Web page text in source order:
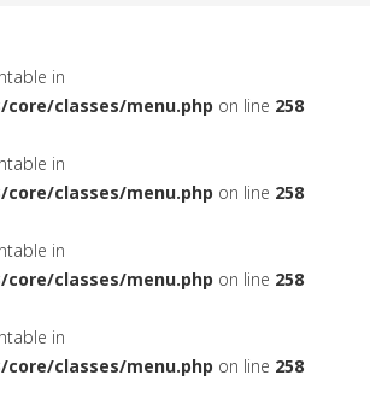
in
classes/menu.php on line 258
in
classes/menu.php on line 258
in
classes/menu.php on line 258
in
classes/menu.php on line 258